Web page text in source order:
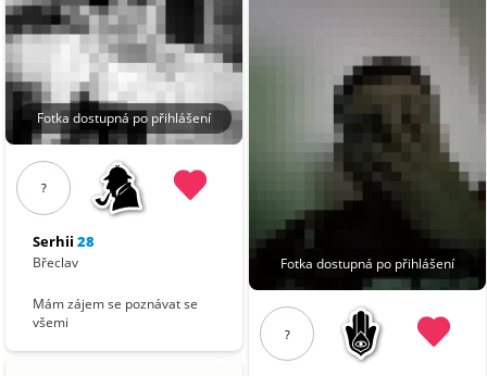
Fotka dostupná po přihlášení
?
Serhii 28
Břeclav
Mám zájem se poznávat se
všemi
Fotka dostupná po přihlášení
?